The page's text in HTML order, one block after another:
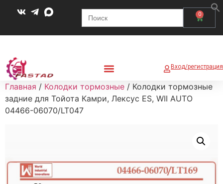
0
Search
for:
Вход/регистрация
Главная / Колодки тормозные / Колодки тормозные
задние для Тойота Камри, Лексус ES, WII AUTO
04466-06070/LT047